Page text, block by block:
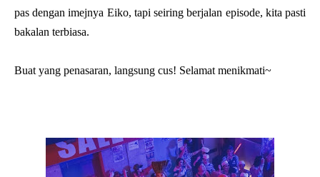
pas dengan imejnya Eiko, tapi seiring berjalan episode, kita pasti
bakalan terbiasa.
Buat yang penasaran, langsung cus! Selamat menikmati~